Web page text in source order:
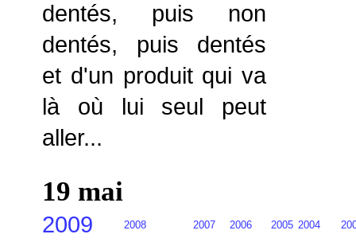
dentés, puis non
dentés, puis dentés
et d'un produit qui va
là où lui seul peut
aller...
19 mai
2009 2008 2007 2006 2005 2004